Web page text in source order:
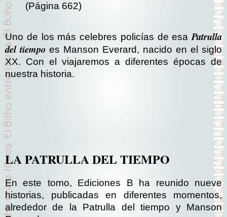
(Página 662)
Uno de los más celebres policías de esa Patrulla
del tiempo es Manson Everard, nacido en el siglo
XX. Con el viajaremos a diferentes épocas de
nuestra historia.
LA PATRULLA DEL TIEMPO
En este tomo, Ediciones B ha reunido nueve
historias, publicadas en diferentes momentos,
alrededor de la Patrulla del tiempo y Manson